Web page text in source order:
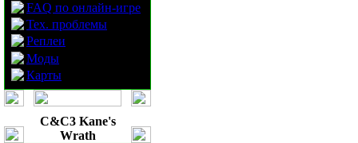
FAQ по онлайн-игре
Тех. проблемы
Реплеи
Моды
Карты
C&C3 Kane's
Wrath